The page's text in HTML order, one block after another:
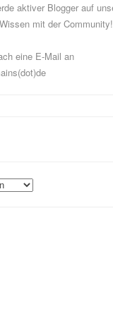
aktiver Blogger auf
mit der Community!
eine E-Mail an